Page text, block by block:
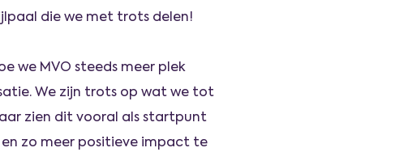
die we met trots delen!
we MVO steeds meer plek
We zijn trots op wat we tot
zien dit vooral als startpunt
zo meer positieve impact te